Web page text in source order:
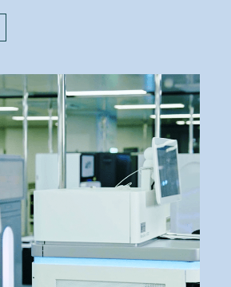
は、Pacific Biosciences,
や Life Technologiesなど最適な